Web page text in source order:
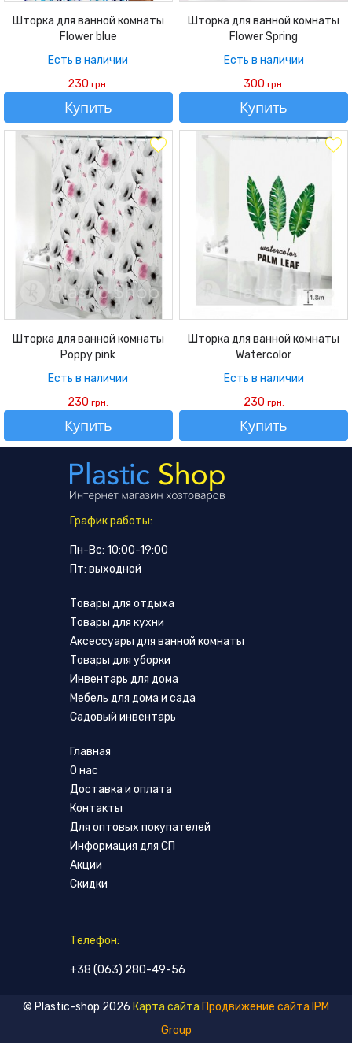
Шторка для ванной комнаты
Flower blue
Есть в наличии
230грн.
Купить
Шторка для ванной комнаты
Flower Spring
Есть в наличии
300 грн.
Купить
Шторка для ванной комнаты
Poppy pink
Есть в наличии
230грн.
Купить
Шторка для ванной комнаты
Watercolor
Есть в наличии
230 грн.
Купить
График работы:
Пн-Вс: 10:00-19:00
Пт: выходной
Товары для отдыха
Товары для кухни
Аксессуары для ванной комнаты
Товары для уборки
Инвентарь для дома
Мебель для дома и сада
Садовый инвентарь
Главная
О нас
Доставка и оплата
Контакты
Для оптовых покупателей
Информация для СП
Акции
Скидки
Телефон:
+38 (063) 280-49-56
© Plastic-shop 2026 Карта сайта Продвижение сайта IPM
Group